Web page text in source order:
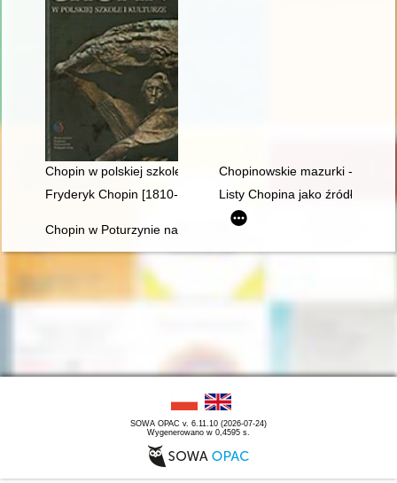
Chopin w polskiej szkole i kulturzeChopinowskie mazurki - czyli
Fryderyk Chopin [1810-1849]
Listy Chopina jako źródło
Chopin w Poturzynie na Ziemi Zamojskiej
SOWA OPAC v. 6.11.10 (2026-07-24)
Wygenerowano w 0,4595 s.